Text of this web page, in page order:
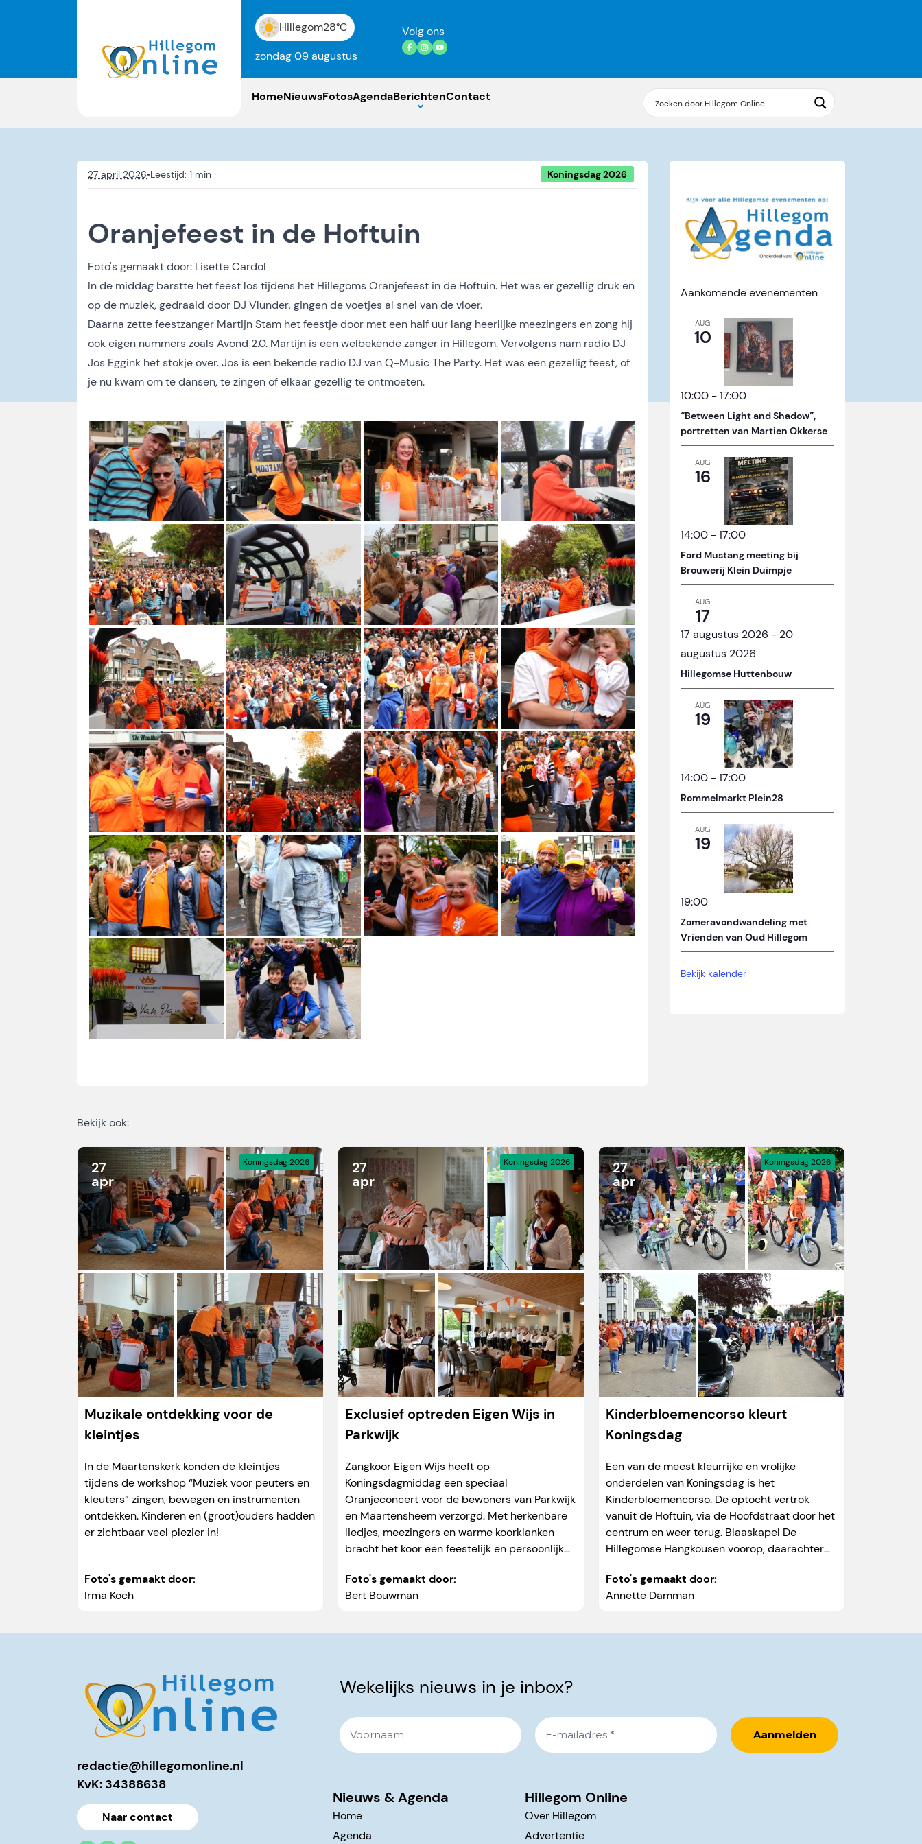
Hillegom28°C
zondag 09 augustus
Volg ons
HomeNieuwsFotosAgendaBerichtenContact
27 april 2026• Koningsdag 2026
Oranjefeest in de Hoftuin
Foto's gemaakt door: Lisette Cardol
In de middag barstte het feest los tijdens het Hillegoms Oranjefeest in de Hoftuin. Het was er gezellig druk en
op de muziek, gedraaid door DJ Vlunder, gingen de voetjes al snel van de vloer.
Daarna zette feestzanger Martijn Stam het feestje door met een half uur lang heerlijke meezingers en zong hij
ook eigen nummers zoals Avond 2.0. Martijn is een welbekende zanger in Hillegom. Vervolgens nam radio DJ
Jos Eggink het stokje over. Jos is een bekende radio DJ van Q-Music The Party. Het was een gezellig feest, of
je nu kwam om te dansen, te zingen of elkaar gezellig te ontmoeten.
Aankomende evenementen
AUG
10
10:00 -17:00
“Between Light and Shadow”,
portretten van Martien Okkerse
AUG
16
14:00 -17:00
Ford Mustang meeting bij
Brouwerij Klein Duimpje
AUG
17
17 augustus 2026 - 20
augustus 2026
Hillegomse Huttenbouw
AUG
19
14:00 -17:00
Rommelmarkt Plein28
AUG
19
19:00
Zomeravondwandeling met
Vrienden van Oud Hillegom
Bekijk kalender
Bekijk ook:
27
apr
Koningsdag 2026
Muzikale ontdekking voor de
kleintjes
In de Maartenskerk konden de kleintjes
tijdens de workshop “Muziek voor peuters en
kleuters” zingen, bewegen en instrumenten
ontdekken. Kinderen en (groot)ouders hadden
er zichtbaar veel plezier in!
Foto's gemaakt door:
Irma Koch
27
apr
Koningsdag 2026
Exclusief optreden Eigen Wijs in
Parkwijk
Zangkoor Eigen Wijs heeft op
Koningsdagmiddag een speciaal
Oranjeconcert voor de bewoners van Parkwijk
en Maartensheem verzorgd. Met herkenbare
liedjes, meezingers en warme koorklanken
bracht het koor een feestelijk en persoonlijk
volop konden meegenieten...
Foto's gemaakt door:
Bert Bouwman
27
apr
Koningsdag 2026
Kinderbloemencorso kleurt
Koningsdag
Een van de meest kleurrijke en vrolijke
onderdelen van Koningsdag is het
Kinderbloemencorso. De optocht vertrok
vanuit de Hoftuin, via de Hoofdstraat door het
centrum en weer terug. Blaaskapel De
Hillegomse Hangkousen voorop, daarachter
wat maar rijden...
Foto's gemaakt door:
Annette Damman
redactie@hillegomonline.nl
KvK: 34388638
Naar contact
Wekelijks nieuws in je inbox?
Nieuws & Agenda
Home
Agenda
Hillegom Online
Over Hillegom
Advertentie